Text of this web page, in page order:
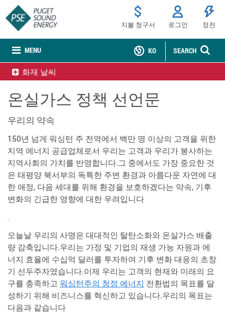
MENU
지불 청구서 로그인 정전
SEARCH
KO
화재 날씨
온실가스 정책 선언문
우리의 약속
150년 넘게 워싱턴 주 전역에서 백만 명 이상의 고객을 위한
지역 에너지 공급업체로서 우리는 고객과 우리가 봉사하는
지역사회의 가치를 반영합니다.그 중에서도 가장 중요한 것
은 태평양 북서부의 독특한 주변 환경과 아름다운 자연에 대
한 애정, 다음 세대를 위해 환경을 보호하겠다는 약속, 기후
변화의 긴급한 영향에 대한 우려입니다
.
오늘날 우리의 사명은 대대적인 탈탄소화와 온실가스 배출
량 감축입니다.우리는 가정 및 기업의 재생 가능 자원과 에
너지 효율에 수십억 달러를 투자하여 기후 변화 대응의 초창
기 선두주자였습니다.이제 우리는 고객의 현재와 미래의 요
구를 충족하고 워싱턴주의 청정 에너지 전환법의 목표를 달
성하기 위해 비즈니스를 혁신하고 있습니다.우리의 목표는
다음과 같습니다